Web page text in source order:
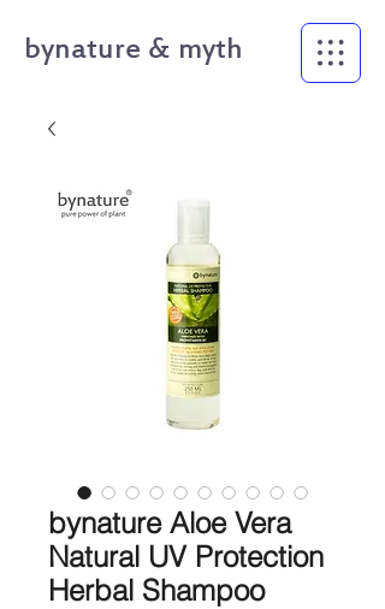
bynature & myth
bynature Aloe Vera
Natural UV Protection
Herbal Shampoo